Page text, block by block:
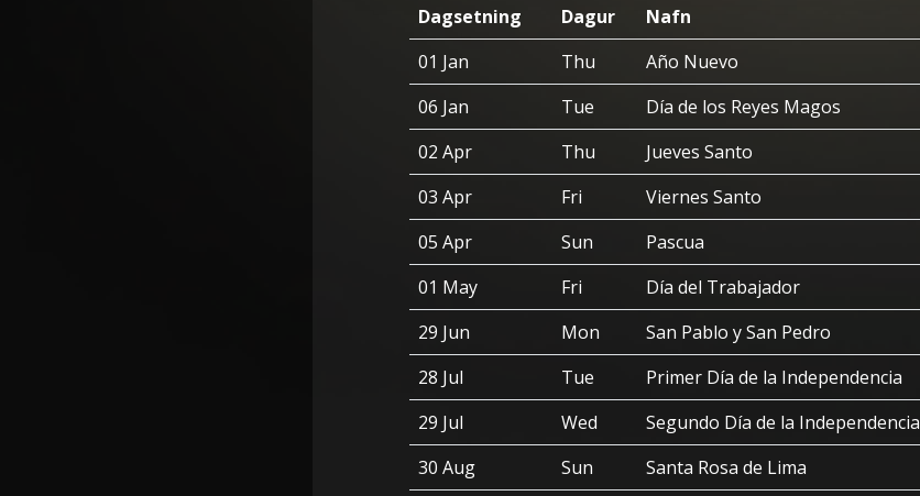
Dagsetning Dagur Nafn
01 Jan
Thu
Año Nuevo
06 Jan
Tue
Día de los Reyes Magos
02 Apr
Thu
Jueves Santo
03 Apr
Fri
Viernes Santo
05 Apr
Sun
Pascua
01 May
Fri
Día del Trabajador
29 Jun
Mon
San Pablo y San Pedro
28 Jul
Tue
Primer Día de la Independencia
29 Jul
Wed
Segundo Día de la Independencia
30 Aug
Sun Santa Rosa de Lima